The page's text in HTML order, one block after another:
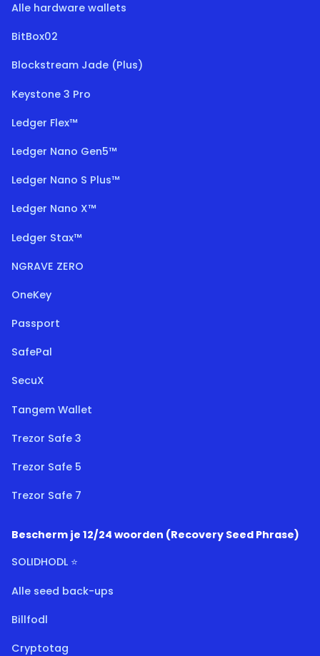
Alle hardware wallets
BitBox02
Blockstream Jade (Plus)
Keystone 3 Pro
Ledger Flex™
Ledger Nano Gen5™
Ledger Nano S Plus™
Ledger Nano X™
Ledger Stax™
NGRAVE ZERO
OneKey
Passport
SafePal
SecuX
Tangem Wallet
Trezor Safe 3
Trezor Safe 5
Trezor Safe 7
Bescherm je 12/24 woorden (Recovery Seed Phrase)
SOLIDHODL ⭐
Alle seed back-ups
Billfodl
Cryptotag